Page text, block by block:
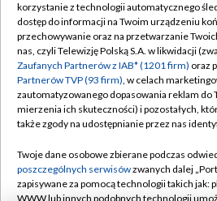
TVP
Abonament TVP
Emisja w TVP
Centrum informacji TVP
Naziemna Telewizja Cyfrowa
Rada Programowa
System NOS
Regulamin
Polityka
Moje
Pomoc
Kontakt
korzystanie z technologii automatycznego
dostęp do informacji na Twoim urządzeniu
przechowywanie oraz na przetwarzanie
nas, czyli Telewizję Polską S.A. w likwidacji
Zaufanych Partnerów z IAB* (1201 firm) oraz
Partnerów TVP (93 firm), w celach
zautomatyzowanego dopasowania reklam do
mierzenia ich skuteczności) i pozostałych,
także zgody na udostępnianie przez nas
Twoje dane osobowe zbierane podczas
poszczególnych serwisówzwanych dalej
zapisywane za pomocą technologii takich jak:
WWW lub innych podobnych technologii